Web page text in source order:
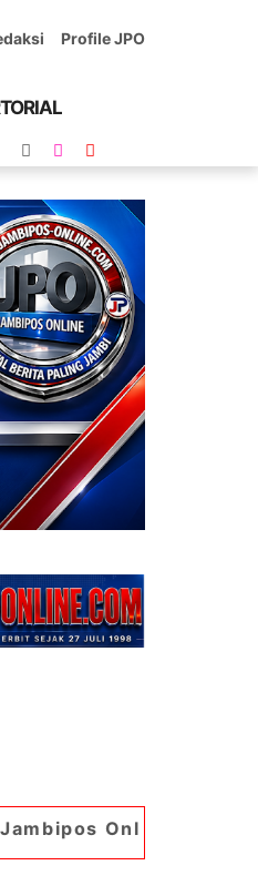
Profile JPO
Portal Berita